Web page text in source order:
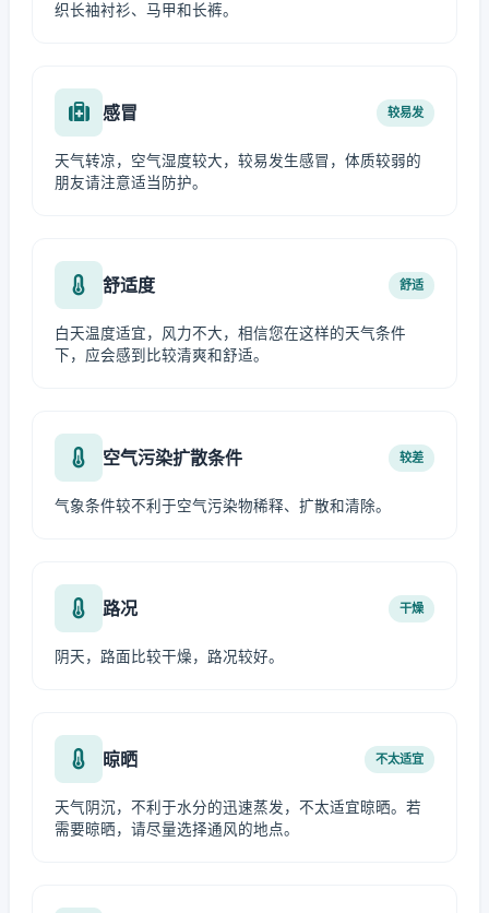
织长袖衬衫、马甲和长裤。
感冒 较易发
天气转凉，空气湿度较大，较易发生感冒，体质较弱的
朋友请注意适当防护。
舒适度 舒适
白天温度适宜，风力不大，相信您在这样的天气条件
下，应会感到比较清爽和舒适。
空气污染扩散条件 较差
气象条件较不利于空气污染物稀释、扩散和清除。
路况 干燥
阴天，路面比较干燥，路况较好。
晾晒 不太适宜
天气阴沉，不利于水分的迅速蒸发，不太适宜晾晒。若
需要晾晒，请尽量选择通风的地点。